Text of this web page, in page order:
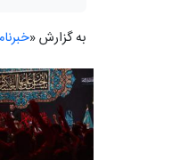
به گزارش «